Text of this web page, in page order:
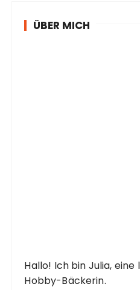
ÜBER MICH
Hallo! Ich bin Julia,
Hobby-Bäckerin.